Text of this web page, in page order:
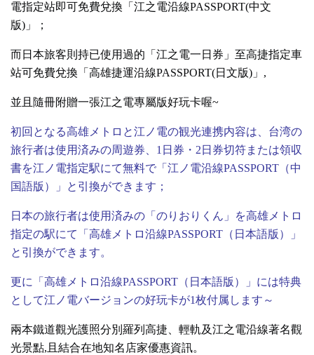
電指定站即可免費兌換「江之電沿線PASSPORT(中文
版)」；
而日本旅客則持已使用過的「江之電一日券」至高捷指定車
站可免費兌換「高雄捷運沿線PASSPORT(日文版)」,
並且隨冊附贈一張江之電專屬版好玩卡喔~
初回となる高雄メトロと江ノ電の観光連携内容は、台湾の
旅行者は使用済みの周遊券、1日券・2日券切符または領収
書を江ノ電指定駅にて無料で「江ノ電沿線PASSPORT（中
国語版）」と引換ができます；
日本の旅行者は使用済みの「のりおりくん」を高雄メトロ
指定の駅にて「高雄メトロ沿線PASSPORT（日本語版）」
と引換ができます。
更に「高雄メトロ沿線PASSPORT（日本語版）」には特典
として江ノ電バージョンの好玩卡が1枚付属します～
兩本鐵道觀光護照分別羅列高捷、輕軌及江之電沿線著名觀
光景點,且結合在地知名店家優惠資訊。